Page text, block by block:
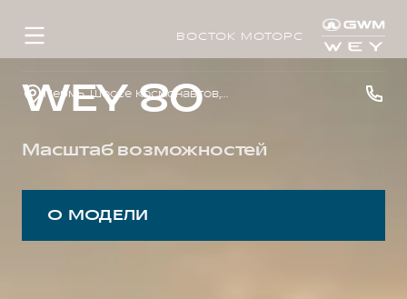
ВОСТОК МОТОРС
Пермь, Шоссе Космонавтов, д. 328/1
WEY 80
Масштаб возможностей
О МОДЕЛИ